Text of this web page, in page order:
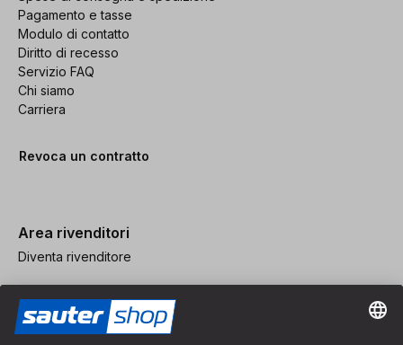
Pagamento e tasse
Modulo di contatto
Diritto di recesso
Servizio FAQ
Chi siamo
Carriera
Revoca un contratto
Area rivenditori
Diventa rivenditore